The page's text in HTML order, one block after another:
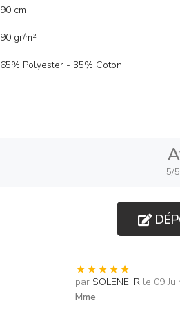
90 cm
90 gr/m²
65% Polyester - 35% Coton
5/
par SOLENE. R le 09
Mme